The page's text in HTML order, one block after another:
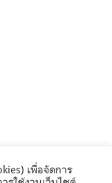
เพื่อจัดการ